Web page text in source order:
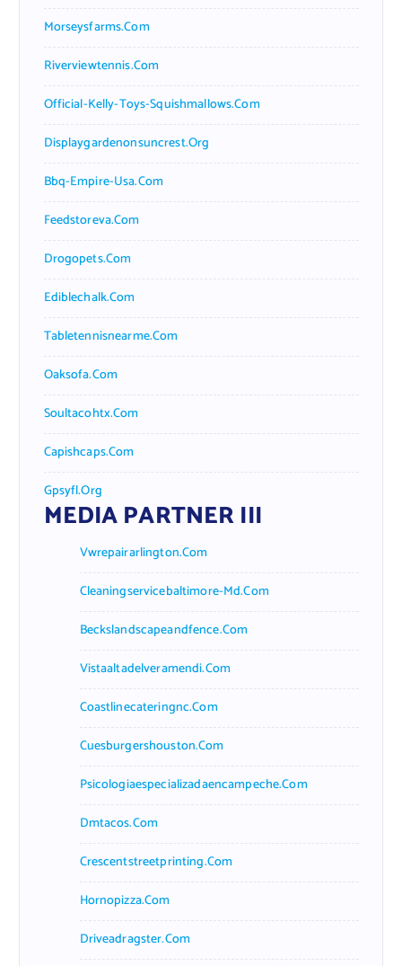
Morseysfarms.com
Riverviewtennis.com
Official-Kelly-Toys-Squishmallows.com
Displaygardenonsuncrest.org
Bbq-Empire-Usa.com
Feedstoreva.com
Drogopets.com
Ediblechalk.com
Tabletennisnearme.com
Oaksofa.com
Soultacohtx.com
Capishcaps.com
Gpsyfl.org
MEDIA PARTNER III
Vwrepairarlington.com
Cleaningservicebaltimore-Md.com
Beckslandscapeandfence.com
Vistaaltadelveramendi.com
Coastlinecateringnc.com
Cuesburgershouston.com
Psicologiaespecializadaencampeche.com
Dmtacos.com
Crescentstreetprinting.com
Hornopizza.com
Driveadragster.com